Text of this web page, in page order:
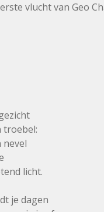
vlucht van Geo
troebel:
nevel
licht.
je dagen